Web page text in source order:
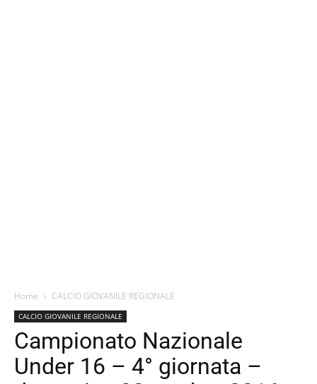
Home CALCIO GIOVANILE REGIONALE
CALCIO GIOVANILE REGIONALE
Campionato Nazionale
Under 16 – 4° giornata –